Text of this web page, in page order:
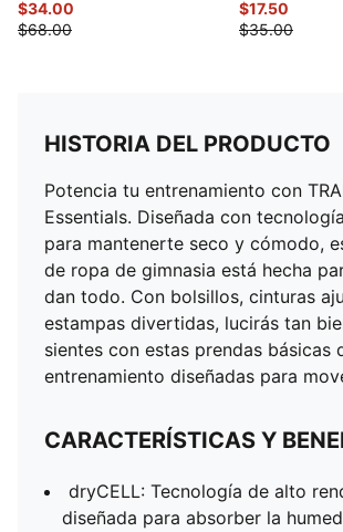
$34.00
$68.00
$17.50
$35.00
HISTORIA DEL PRODUCTO
Potencia tu entrenamiento con
Essentials. Diseñada con
para mantenerte seco y cómodo,
de ropa de gimnasia está hecha
dan todo. Con bolsillos, cinturas
estampas divertidas, lucirás tan
sientes con estas prendas básicas
entrenamiento diseñadas para
CARACTERÍSTICAS Y
dryCELL: Tecnología de alto
diseñada para absorber la